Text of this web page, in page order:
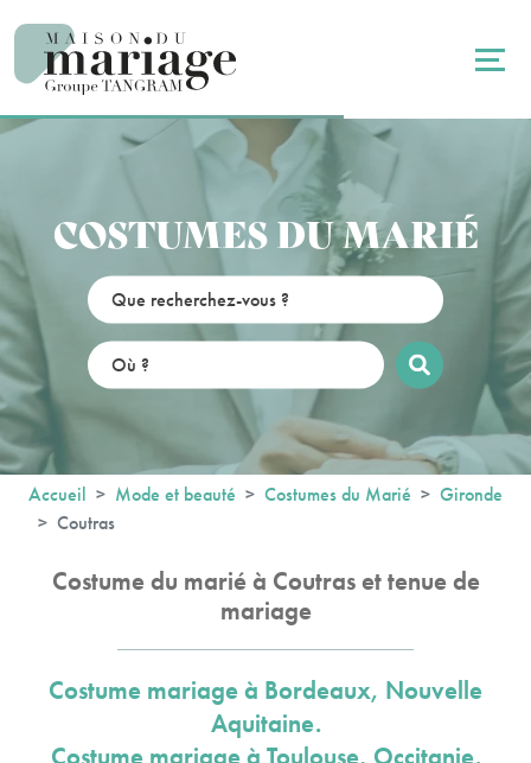
COSTUMES DU MARIÉ
Accueil Mode et beauté Costumes du Marié
Gironde
Coutras
Costume du marié à Coutras et tenue de
mariage
Costume mariage à Bordeaux, Nouvelle
Aquitaine.